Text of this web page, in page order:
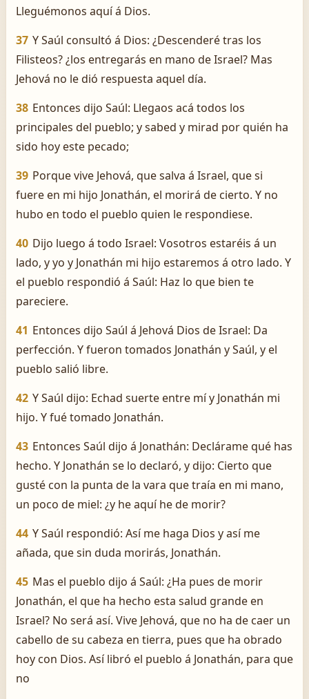
Lleguémonos aquí á Dios.
37 Y Saúl consultó á Dios: ¿Descenderé tras los
Filisteos? ¿los entregarás en mano de Israel? Mas
Jehová no le dió respuesta aquel día.
38 Entonces dijo Saúl: Llegaos acá todos los
principales del pueblo; y sabed y mirad por quién ha
sido hoy este pecado;
39 Porque vive Jehová, que salva á Israel, que si
fuere en mi hijo Jonathán, el morirá de cierto. Y no
hubo en todo el pueblo quien le respondiese.
40 Dijo luego á todo Israel: Vosotros estaréis á un
lado, y yo y Jonathán mi hijo estaremos á otro lado. Y
el pueblo respondió á Saúl: Haz lo que bien te
pareciere.
41 Entonces dijo Saúl á Jehová Dios de Israel: Da
perfección. Y fueron tomados Jonathán y Saúl, y el
pueblo salió libre.
42 Y Saúl dijo: Echad suerte entre mí y Jonathán mi
hijo. Y fué tomado Jonathán.
43 Entonces Saúl dijo á Jonathán: Declárame qué has
hecho. Y Jonathán se lo declaró, y dijo: Cierto que
gusté con la punta de la vara que traía en mi mano,
un poco de miel: ¿y he aquí he de morir?
44 Y Saúl respondió: Así me haga Dios y así me
añada, que sin duda morirás, Jonathán.
45 Mas el pueblo dijo á Saúl: ¿Ha pues de morir
Jonathán, el que ha hecho esta salud grande en
Israel? No será así. Vive Jehová, que no ha de caer un
cabello de su cabeza en tierra, pues que ha obrado
hoy con Dios. Así libró el pueblo á Jonathán, para que
no